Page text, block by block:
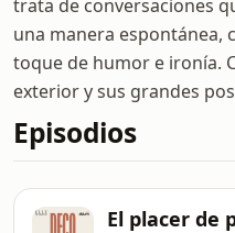
trata de conversaciones
una manera espontánea,
toque de humor e ironía.
exterior y sus grandes
Episodios
El placer de